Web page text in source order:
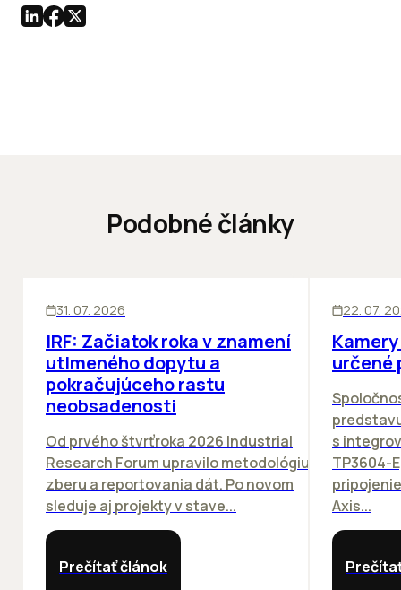
Podobné články
31. 07. 2026
IRF: Začiatok roka v znamení
utlmeného dopytu a
pokračujúceho rastu
neobsadenosti
Od prvého štvrťroka 2026 Industrial
Research Forum upravilo metodológiu
zberu a reportovania dát. Po novom
sleduje aj projekty v stave...
Prečítať článok
22. 07.
určené
s
TP3604-
Axis...